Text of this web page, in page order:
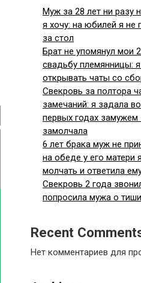
Муж за 28 лет ни разу
я хочу: на юбилей я не
за стол
Брат не упомянул мои
свадьбу племянницы:
открывать чаты со
Свекровь за полтора
замечаний: я задала
первых годах
замолчала
6 лет брака муж не
на обеде у его матери
молчать и ответила
Свекровь 2 года
попросила мужа о
Recent
Нет комментариев для